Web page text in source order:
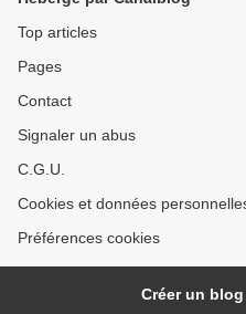
Top articles
Pages
Contact
Signaler un abus
C.G.U.
Cookies et données
Préférences cookies
Créer un